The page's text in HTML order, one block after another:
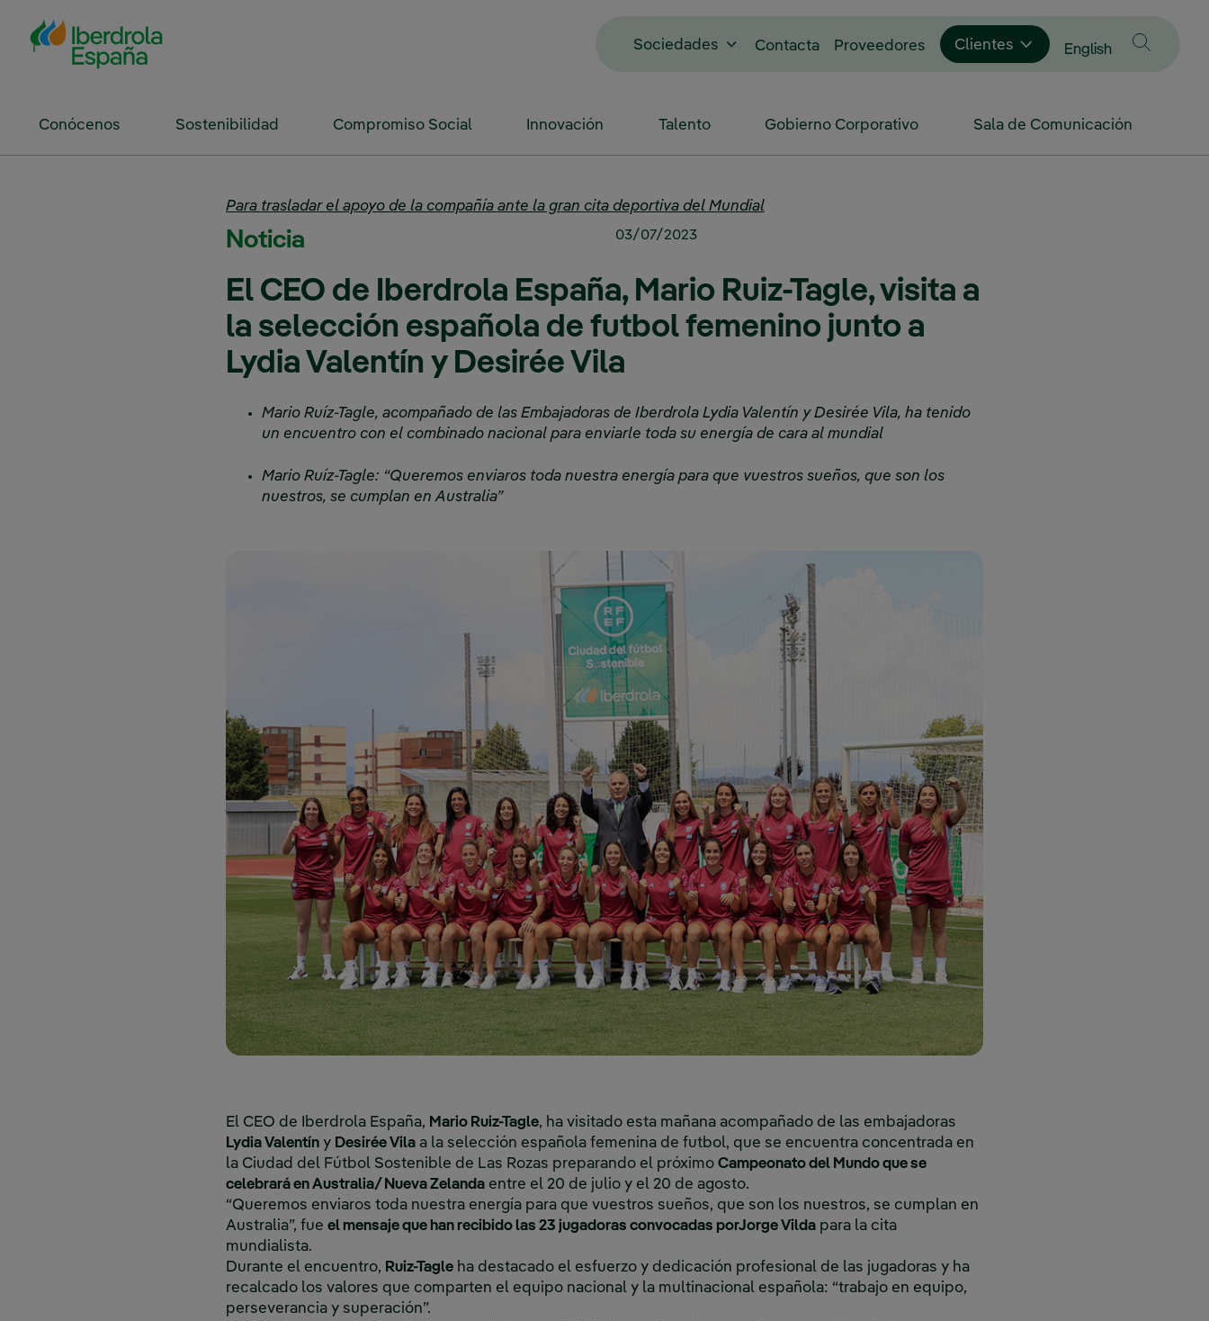
Saltar al contenido principal
Sociedades Contacta ProveedoresEnlace externo, se abre en ventana
Clientes Cambiar idioma a
English
Conócenos Sostenibilidad Compromiso Social Innovación Talento Gobierno Corporativo Sala de Comunicación
Para trasladar el apoyo de la compañía ante la gran cita deportiva del Mundial
Noticia 03/07/2023
El CEO de Iberdrola España, Mario Ruiz-Tagle, visita a
la selección española de futbol femenino junto a
Lydia Valentín y Desirée Vila
Mario Ruíz-Tagle, acompañado de las Embajadoras de Iberdrola Lydia Valentín y Desirée Vila, ha tenido
un encuentro con el combinado nacional para enviarle toda su energía de cara al mundial
Mario Ruíz-Tagle: “Queremos enviaros toda nuestra energía para que vuestros sueños, que son los
nuestros, se cumplan en Australia”
El CEO de Iberdrola España, Mario Ruiz-Tagle, ha visitado esta mañana acompañado de las embajadoras
Lydia Valentín y Desirée Vila a la selección española femenina de futbol, que se encuentra concentrada en
la Ciudad del Fútbol Sostenible de Las Rozas preparando el próximo Campeonato del Mundo que se
celebrará en Australia/ Nueva Zelanda entre el 20 de julio y el 20 de agosto.
“Queremos enviaros toda nuestra energía para que vuestros sueños, que son los nuestros, se cumplan en
Australia”, fue el mensaje que han recibido las 23 jugadoras convocadas porJorge Vilda para la cita
mundialista.
Durante el encuentro, Ruiz-Tagle ha destacado el esfuerzo y dedicación profesional de las jugadoras y ha
recalcado los valores que comparten el equipo nacional y la multinacional española: “trabajo en equipo,
perseverancia y superación”.